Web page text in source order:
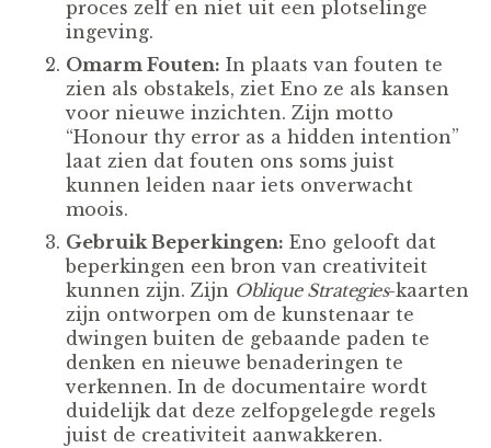
proces zelf en niet uit een plotselinge
ingeving.
Omarm Fouten: In plaats van fouten te
zien als obstakels, ziet Eno ze als kansen
voor nieuwe inzichten. Zijn motto
“Honour thy error as a hidden intention”
laat zien dat fouten ons soms juist
kunnen leiden naar iets onverwacht
moois.
Gebruik Beperkingen: Eno gelooft dat
beperkingen een bron van creativiteit
kunnen zijn. Zijn Oblique Strategies-kaarten
zijn ontworpen om de kunstenaar te
dwingen buiten de gebaande paden te
denken en nieuwe benaderingen te
verkennen. In de documentaire wordt
duidelijk dat deze zelfopgelegde regels
juist de creativiteit aanwakkeren.